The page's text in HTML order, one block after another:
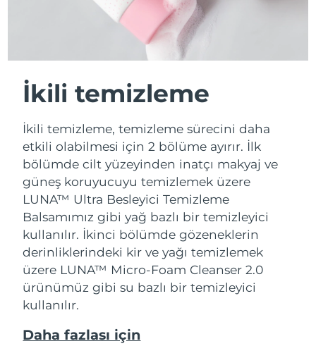
İkili temizleme
İkili temizleme, temizleme sürecini daha
etkili olabilmesi için 2 bölüme ayırır. İlk
bölümde cilt yüzeyinden inatçı makyaj ve
güneş koruyucuyu temizlemek üzere
LUNA™ Ultra Besleyici Temizleme
Balsamımız gibi yağ bazlı bir temizleyici
kullanılır. İkinci bölümde gözeneklerin
derinliklerindeki kir ve yağı temizlemek
üzere LUNA™ Micro-Foam Cleanser 2.0
ürünümüz gibi su bazlı bir temizleyici
kullanılır.
Daha fazlası için